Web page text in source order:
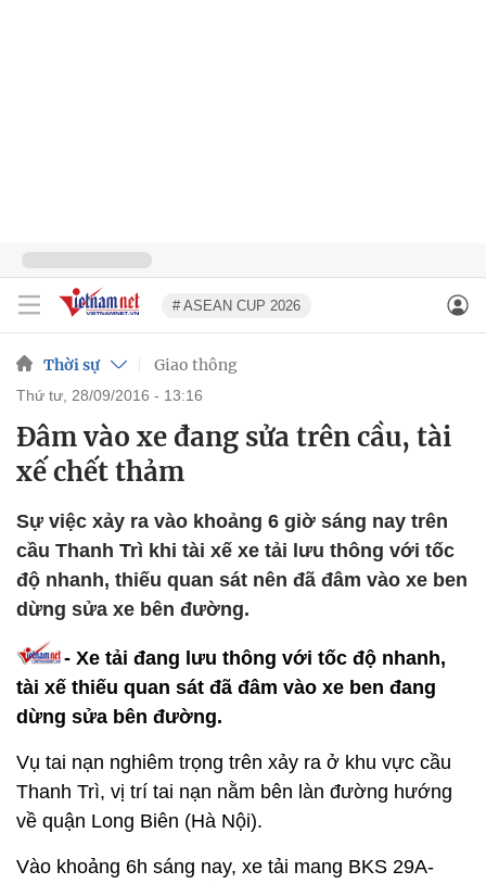
# ASEAN CUP 2026
Thời sự Giao thông
thứ tư, 28/09/2016 - 13:16
Đâm vào xe đang sửa trên cầu, tài
xế chết thảm
Sự việc xảy ra vào khoảng 6 giờ sáng nay trên
cầu Thanh Trì khi tài xế xe tải lưu thông với tốc
độ nhanh, thiếu quan sát nên đã đâm vào xe ben
dừng sửa xe bên đường.
- Xe tải đang lưu thông với tốc độ nhanh,
tài xế thiếu quan sát đã đâm vào xe ben đang
dừng sửa bên đường.
Vụ tai nạn nghiêm trọng trên xảy ra ở khu vực cầu
Thanh Trì, vị trí tai nạn nằm bên làn đường hướng
về quận Long Biên (Hà Nội).
Vào khoảng 6h sáng nay, xe tải mang BKS 29A-